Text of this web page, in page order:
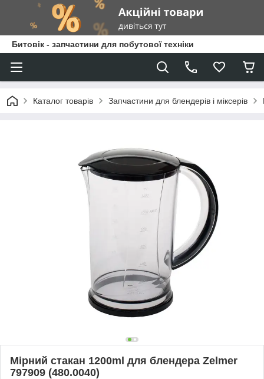
Битовік - запчастини для побутової техніки
Каталог товарів Запчастини для блендерів і міксерів
Мірний стакан 1200ml для блендера Zelmer
797909 (480.0040)